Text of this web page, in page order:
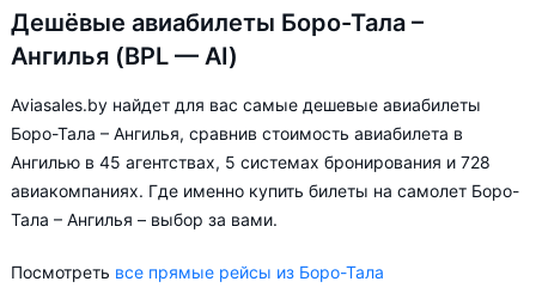
Дешёвые авиабилеты Боро-Тала –
Ангилья (BPL — AI)
Aviasales.by найдет для вас самые дешевые авиабилеты
Боро-Тала – Ангилья, сравнив стоимость авиабилета в
Ангилью в 45 агентствах, 5 системах бронирования и 728
авиакомпаниях. Где именно купить билеты на самолет Боро-
Тала – Ангилья – выбор за вами.
Посмотреть все прямые рейсы из Боро-Тала